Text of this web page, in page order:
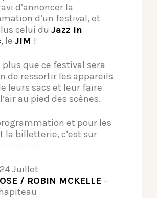
d’annoncer la
d’un festival, et
celui du Jazz In
, le JIM !
plus que ce festival sera
de ressortir les appareils
leurs sacs et leur faire
au pied des scènes.
et pour les
la billetterie, c’est sur
Juillet
/ ROBIN MCKELLE –